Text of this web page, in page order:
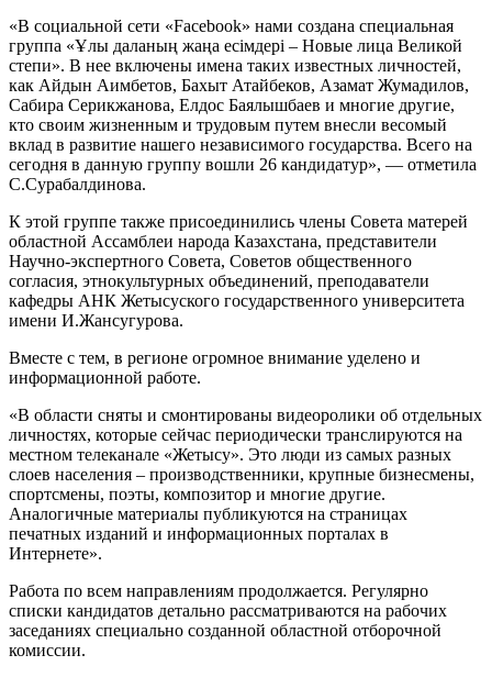
«В социальной сети «Facebook» нами создана специальная
группа «Ұлы даланың жаңа есімдері – Новые лица Великой
степи». В нее включены имена таких известных личностей,
как Айдын Аимбетов, Бахыт Атайбеков, Азамат Жумадилов,
Сабира Серикжанова, Елдос Баялышбаев и многие другие,
кто своим жизненным и трудовым путем внесли весомый
вклад в развитие нашего независимого государства. Всего на
сегодня в данную группу вошли 26 кандидатур», — отметила
С.Сурабалдинова.
К этой группе также присоединились члены Совета матерей
областной Ассамблеи народа Казахстана, представители
Научно-экспертного Совета, Советов общественного
согласия, этнокультурных объединений, преподаватели
кафедры АНК Жетысуского государственного университета
имени И.Жансугурова.
Вместе с тем, в регионе огромное внимание уделено и
информационной работе.
«В области сняты и смонтированы видеоролики об отдельных
личностях, которые сейчас периодически транслируются на
местном телеканале «Жетысу». Это люди из самых разных
слоев населения – производственники, крупные бизнесмены,
спортсмены, поэты, композитор и многие другие.
Аналогичные материалы публикуются на страницах
печатных изданий и информационных порталах в
Интернете».
Работа по всем направлениям продолжается. Регулярно
списки кандидатов детально рассматриваются на рабочих
заседаниях специально созданной областной отборочной
комиссии.